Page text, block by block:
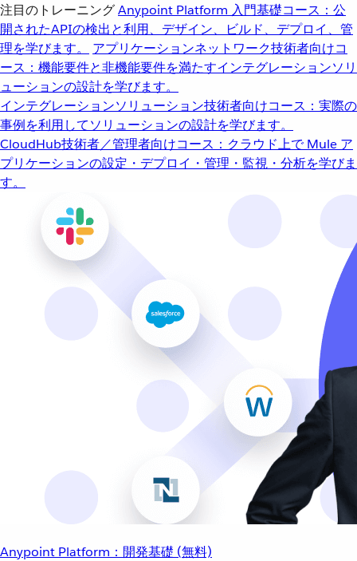
注目のトレーニングAnypoint Platform 入門基礎コース：公
開されたAPIの検出と利用、デザイン、ビルド、デプロイ、管
理を学びます。
アプリケーションネットワーク技術者向けコ
ース：機能要件と非機能要件を満たすインテグレーションソリ
ューションの設計を学びます。
インテグレーションソリューション技術者向けコース：実際の
事例を利用してソリューションの設計を学びます。
CloudHub技術者／管理者向けコース：クラウド上で Mule ア
プリケーションの設定・デプロイ・管理・監視・分析を学びま
す。
Anypoint Platform：開発基礎 (無料)